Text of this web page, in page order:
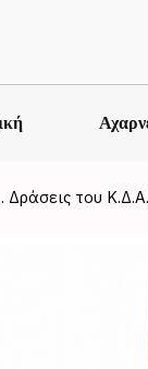
του